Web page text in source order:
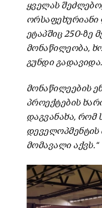
ყველას
ეტაპშიც 250-ზე
მონაწილეობა,
გუნდი გადავიდა.
მონაწილეების
პროექტების
დაგვანახა, რომ
მომავალი აქვს.“